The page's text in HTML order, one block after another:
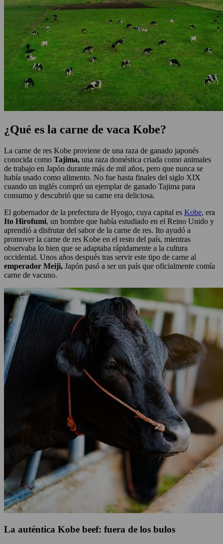
¿Qué es la carne de vaca Kobe?
La carne de res Kobe proviene de una raza de ganado japonés
conocida como Tajima, una raza doméstica criada como animales
de trabajo en Japón durante más de mil años, pero que nunca se
había usado como alimento. No fue hasta finales del siglo XIX
cuando un inglés compró un ejemplar de ganado Tajima para
consumo y descubrió que su carne era deliciosa.
El gobernador de la prefectura de Hyogo, cuya capital es Kobe, era
Ito Hirofumi, un hombre que había estudiado en el Reino Unido y
aprendió a disfrutar del sabor de la carne de res. Ito ayudó a
promover la carne de res Kobe en el resto del país, mientras
observaba lo bien que se adaptaba rápidamente a la cultura
occidental. Unos años después tras servir este tipo de carne al
emperador Meiji, Japón pasó a ser un país que oficialmente comía
carne de vacuno.
La auténtica Kobe beef: fuera de los bulos